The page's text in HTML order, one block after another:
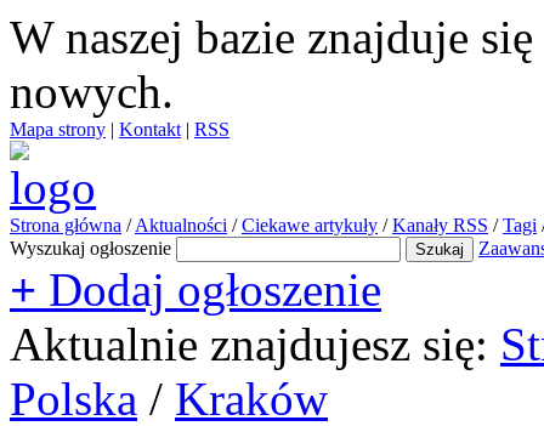
W naszej bazie znajduje się
nowych.
Mapa strony | Kontakt | RSS
Strona główna / Aktualności / Ciekawe artykuły / Kanały RSS / Tagi
Wyszukaj ogłoszenie
+ Dodaj ogłoszenie
Aktualnie znajdujesz się:
Polska / Kraków